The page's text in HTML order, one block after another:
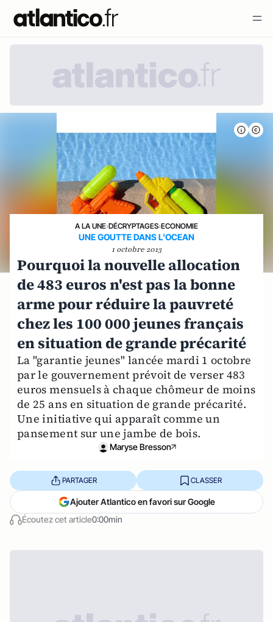
A LA UNE›DÉCRYPTAGES›ECONOMIE
UNE GOUTTE DANS L'OCEAN
1 octobre 2013
Pourquoi la nouvelle allocation
de 483 euros n'est pas la bonne
arme pour réduire la pauvreté
chez les 100 000 jeunes français
en situation de grande précarité
La "garantie jeunes" lancée mardi 1 octobre
par le gouvernement prévoit de verser 483
euros mensuels à chaque chômeur de moins
de 25 ans en situation de grande précarité.
Une initiative qui apparaît comme un
pansement sur une jambe de bois.
Maryse Bresson
Écoutez cet article0:00min
PARTAGER CLASSER
Ajouter Atlantico en favori sur Google